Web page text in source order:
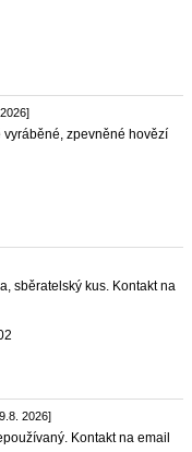
vyráběné, zpevněné hovězí
sběratelský kus. Kontakt na
2026]
Kontakt na email